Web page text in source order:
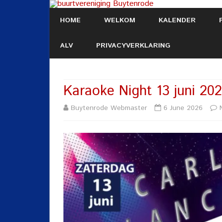
HOME WELKOM KALENDER
ALV PRIVACYVERKLARING
Karaoke Night 13 juni
Buytenrode Webmaster 6 June 2026